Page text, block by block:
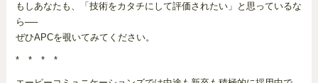
もしあなたも、「技術をカタチにして評価されたい」と思っているな
ら──
ぜひAPCを覗いてみてください。
* * * *